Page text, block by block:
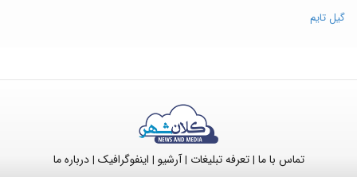
گیل تایم
تماس با ما |تعرفه تبلیغات |آرشیو | اینفوگرافیک |درباره ما